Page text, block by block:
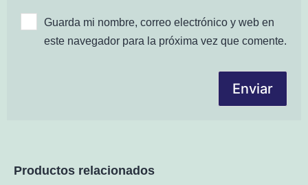
Guarda mi nombre, correo electrónico y web en
este navegador para la próxima vez que comente.
Productos relacionados